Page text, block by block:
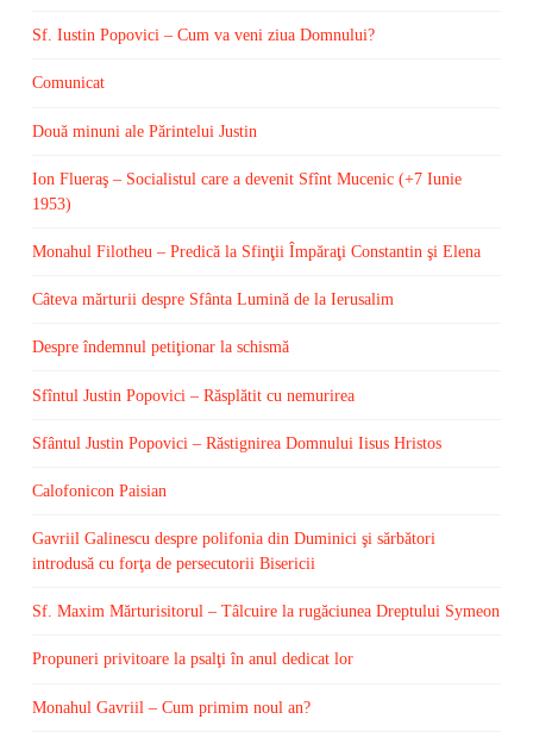
Sf. Iustin Popovici – Cum va veni ziua Domnului?
Comunicat
Două minuni ale Părintelui Justin
Ion Flueraş – Socialistul care a devenit Sfînt Mucenic (+7 Iunie
1953)
Monahul Filotheu – Predică la Sfinţii Împăraţi Constantin şi Elena
Câteva mărturii despre Sfânta Lumină de la Ierusalim
Despre îndemnul petiţionar la schismă
Sfîntul Justin Popovici – Răsplătit cu nemurirea
Sfântul Justin Popovici – Răstignirea Domnului Iisus Hristos
Calofonicon Paisian
Gavriil Galinescu despre polifonia din Duminici şi sărbători
introdusă cu forţa de persecutorii Bisericii
Sf. Maxim Mărturisitorul – Tâlcuire la rugăciunea Dreptului Symeon
Propuneri privitoare la psalţi în anul dedicat lor
Monahul Gavriil – Cum primim noul an?